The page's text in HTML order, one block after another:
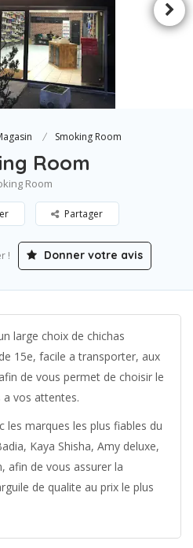
Smoking Room
Room
Room
Partager
! Donner votre avis
large choix de chichas
15e, facile a transporter, aux
de vous permet de choisir le
vos attentes.
les marques les plus fiables du
Kaya Shisha, Amy deluxe,
afin de vous assurer la
de qualite au prix le plus